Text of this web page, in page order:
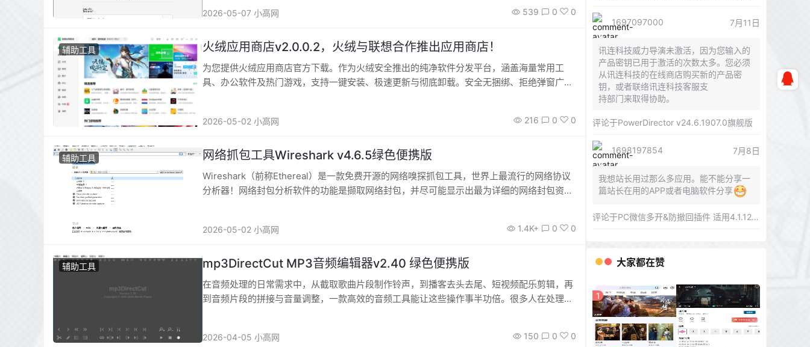
2026-05-07 小高网 539 0 0
辅助工具 火绒应用商店v2.0.0.2，火绒与联想合作推出应用商店！
为您提供火绒应用商店官方下载。作为火绒安全推出的纯净软件分发平台，涵盖海量常用工
具、办公软件及热门游戏，支持一键安装、极速更新与彻底卸载。安全无捆绑、拒绝弹窗广
2026-05-02 小高网 216 0 0
辅助工具 网络抓包工具Wireshark v4.6.5绿色便携版
Wireshark（前称Ethereal）是一款免费开源的网络嗅探抓包工具，世界上最流行的网络协议
分析器！网络封包分析软件的功能是撷取网络封包，并尽可能显示出最为详细的网络封包资
以查看网络通讯数据包中每一层的详细内容。它的强大特性：例如包含有强显示过滤器语言和
2026-05-02 小高网 1.4K+ 0 0
辅助工具 mp3DirectCut MP3音频编辑器v2.40 绿色便携版
在音频处理的日常需求中，从截取歌曲片段制作铃声，到播客去头去尾、短视频配乐剪辑，再
到音频片段的拼接与音量调整，一款高效的音频工具能让这些操作事半功倍。很多人在处理
2026-04-05 小高网 150 0 0
1697097000 7月11日
讯连科技威力导演未激活，因为您输入的
产品密钥已用于激活的次数太多。您必须
从讯连科技的在线商店购买新的产品密
钥，或者联络讯连科技客服支
持部门来取得协助。
评论于PowerDirector v24.6.1907.0旗舰版
1698197854 7月8日
我想站长用过那么多应用。能不能分享一
篇站长在用的APP或者电脑软件分享
评论于PC微信多开&防撤回插件 适用4.1.12.26
大家都在赞
1